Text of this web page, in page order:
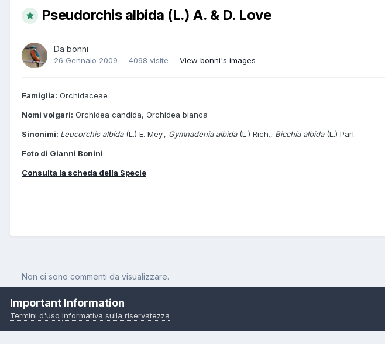
Pseudorchis albida (L.) A. & D. Love
Da bonni
26 Gennaio 2009 4098 visite View bonni's images
Famiglia: Orchidaceae
Nomi volgari: Orchidea candida, Orchidea bianca
Sinonimi: Leucorchis albida(L.) E. Mey., Gymnadenia albida(L.) Rich., Bicchia albida (L.) Parl.
Foto di Gianni Bonini
Consulta la scheda della Specie
Non ci sono commenti da visualizzare.
Pagina Iniziale Orchidee Pseudorchis albida (L.) A. & D. Love
Important Information
Termini d'uso Informativa sulla riservatezza